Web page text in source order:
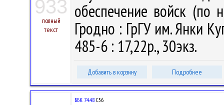
933
полный
текст
обеспечение войск
Гродно : ГрГУ им. Янки
485-6 : 17,22р., 30экз.
Добавить в корзину Подробнее
ББК 74.48 С56